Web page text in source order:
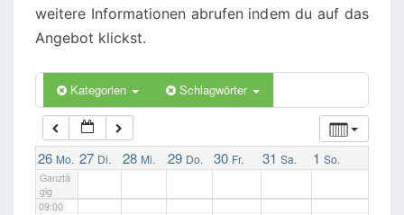
weitere Informationen abrufen indem du auf das
Angebot klickst.
Kategorien Schlagwörter
26 Mo. 27 Di. 28 Mi. 29 Do. 30 Fr. 31 Sa. 1 So.
Ganztä
gig
06:00
07:00
08:00
09:00